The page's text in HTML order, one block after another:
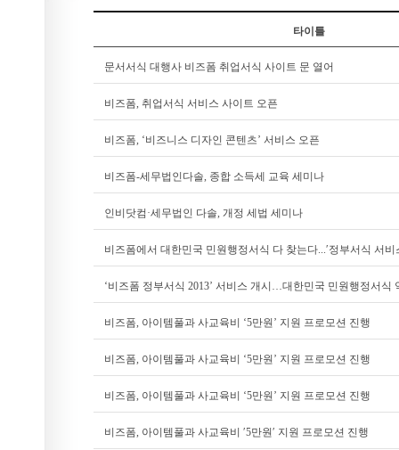
타이틀
문서서식 대행사 비즈폼 취업서식 사이트 문 열어
비즈폼, 취업서식 서비스 사이트 오픈
비즈폼, ‘비즈니스 디자인 콘텐츠’ 서비스 오픈
비즈폼-세무법인다솔, 종합 소득세 교육 세미나
인비닷컴·세무법인 다솔, 개정 세법 세미나
비즈폼에서 대한민국 민원행정서식 다 찾는다...′정부서식 서비
‘비즈폼 정부서식 2013’ 서비스 개시…대한민국 민원행정서식
비즈폼, 아이템풀과 사교육비 ‘5만원’ 지원 프로모션 진행
비즈폼, 아이템풀과 사교육비 ‘5만원’ 지원 프로모션 진행
비즈폼, 아이템풀과 사교육비 ‘5만원’ 지원 프로모션 진행
비즈폼, 아이템풀과 사교육비 ′5만원′ 지원 프로모션 진행